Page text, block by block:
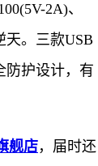
2A)、
天。三款USB
防护设计，有
舰店，届时还